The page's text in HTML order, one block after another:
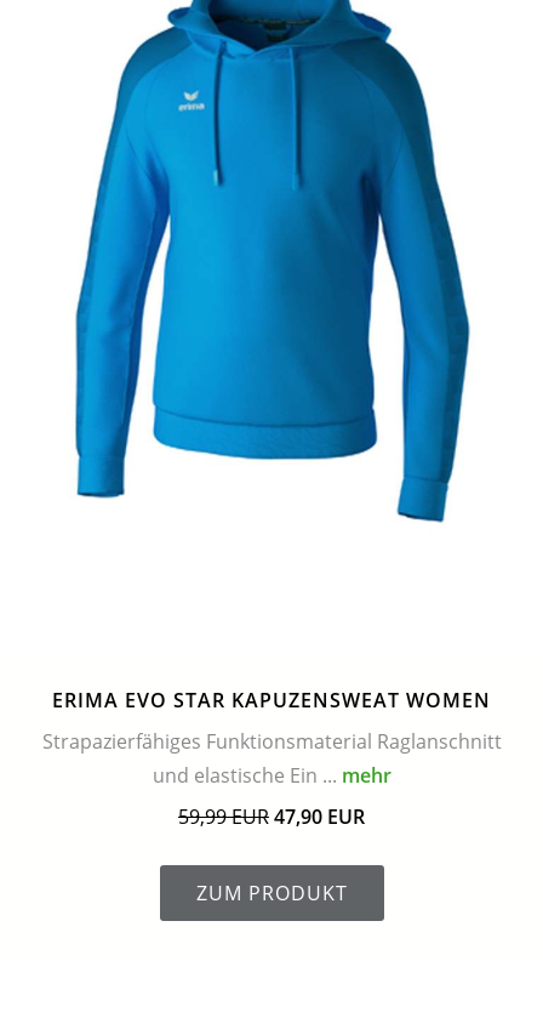
ERIMA EVO STAR KAPUZENSWEAT WOMEN
Strapazierfähiges Funktionsmaterial Raglanschnitt
und elastische Ein ... mehr
59,99 EUR47,90 EUR
ZUM PRODUKT